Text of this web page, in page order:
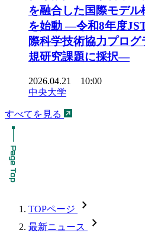
を融合した国際モデ
を始動 ―令和8年度
際科学技術協力プロ
規研究課題に採択―
2026.04.21 10:00
中央大学
すべてを見る
TOPページ chevron_forward
最新ニュース chevron_forward